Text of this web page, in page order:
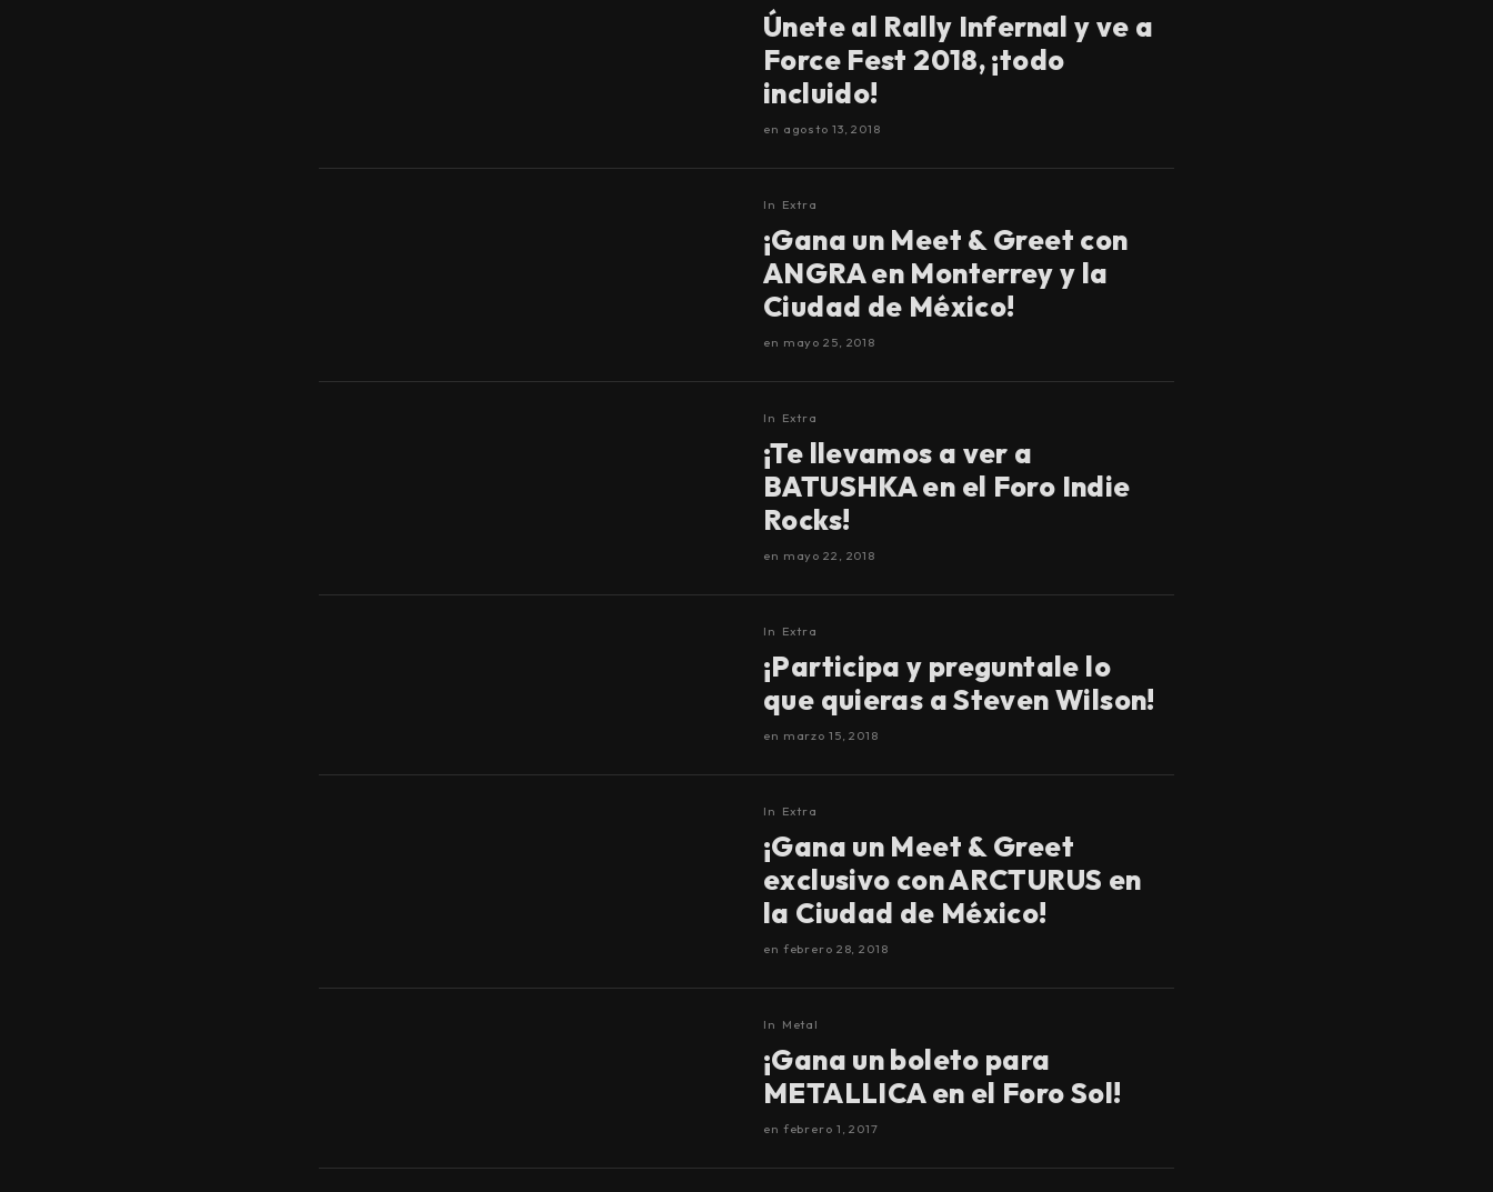
Únete al Rally Infernal y ve a
Force Fest 2018, ¡todo
incluido!
en agosto 13, 2018
In Extra
¡Gana un Meet & Greet con
ANGRA en Monterrey y la
Ciudad de México!
en mayo 25, 2018
In Extra
¡Te llevamos a ver a
BATUSHKA en el Foro Indie
Rocks!
en mayo 22, 2018
In Extra
¡Participa y preguntale lo
que quieras a Steven Wilson!
en marzo 15, 2018
In Extra
¡Gana un Meet & Greet
exclusivo con ARCTURUS en
la Ciudad de México!
en febrero 28, 2018
In Metal
¡Gana un boleto para
METALLICA en el Foro Sol!
en febrero 1, 2017